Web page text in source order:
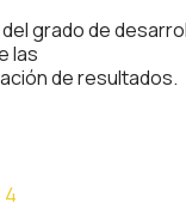
grado de
las
de resultados.
4